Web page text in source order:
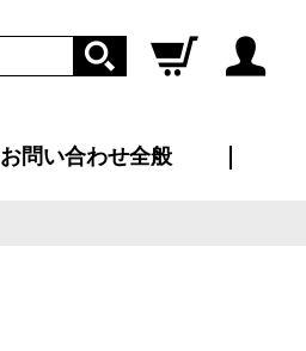
ログイン
お問い合わせ全般